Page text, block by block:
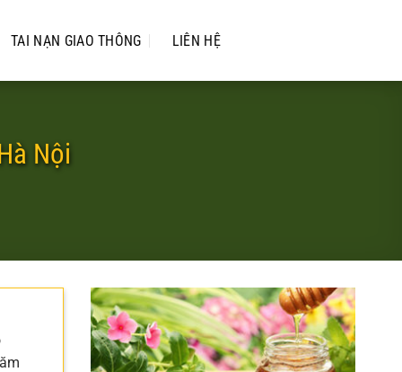
TAI NẠN GIAO THÔNG LIÊN HỆ
Nội